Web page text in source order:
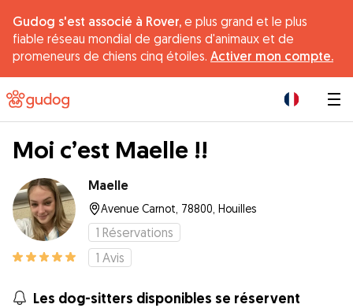
Gudog s'est associé à Rover, e plus grand et le plus
fiable réseau mondial de gardiens d'animaux et de
promeneurs de chiens cinq étoiles. Activer mon compte.
Moi c’est Maelle !!
Maelle
Avenue Carnot, 78800, Houilles
1 Réservations
1 Avis
Les dog-sitters disponibles se réservent